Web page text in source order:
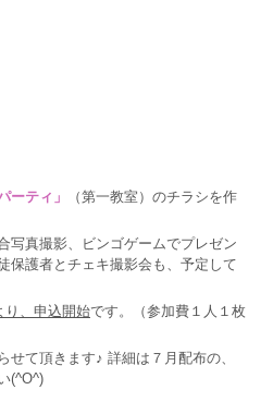
ーティ」
（第一教室）のチラシを作
写真撮影、ビンゴゲームでプレゼン
保護者とチェキ撮影会も、予定して
り、申込開始です。（参加費１人１枚
せて頂きます♪ 詳細は７月配布の、
(^O^)